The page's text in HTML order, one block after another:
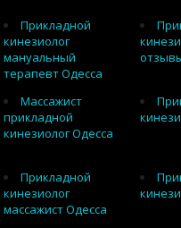
Прикладной
кинезиолог
мануальный
терапевт Одесса
Массажист
прикладной
кинезиолог Одесса
Прикладной
кинезиолог
массажист Одесса